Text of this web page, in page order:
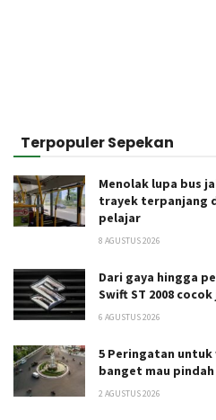
Terpopuler Sepekan
Menolak lupa bus
trayek terpanjang
pelajar
8 AGUSTUS 2026
Dari gaya hingga
Swift ST 2008
6 AGUSTUS 2026
5 Peringatan
banget mau
2 AGUSTUS 2026